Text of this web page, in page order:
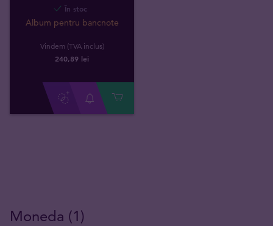
În stoc
Album pentru bancnote
Vindem (TVA inclus)
240,89 lei
Moneda (1)